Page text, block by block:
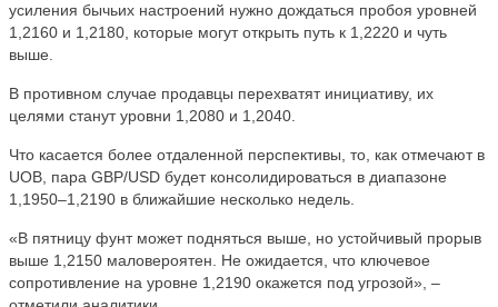
усиления бычьих настроений нужно дождаться пробоя уровней
1,2160 и 1,2180, которые могут открыть путь к 1,2220 и чуть
выше.
В противном случае продавцы перехватят инициативу, их
целями станут уровни 1,2080 и 1,2040.
Что касается более отдаленной перспективы, то, как отмечают в
UOB, пара GBP/USD будет консолидироваться в диапазоне
1,1950–1,2190 в ближайшие несколько недель.
«В пятницу фунт может подняться выше, но устойчивый прорыв
выше 1,2150 маловероятен. Не ожидается, что ключевое
сопротивление на уровне 1,2190 окажется под угрозой», –